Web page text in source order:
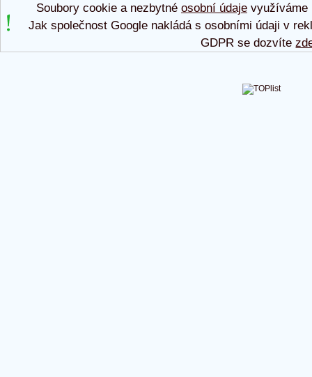
Soubory cookie a nezbytné osobní údajevyužíváme
Jak společnost Google nakládá s osobními údaji v
GDPR se dozvíte